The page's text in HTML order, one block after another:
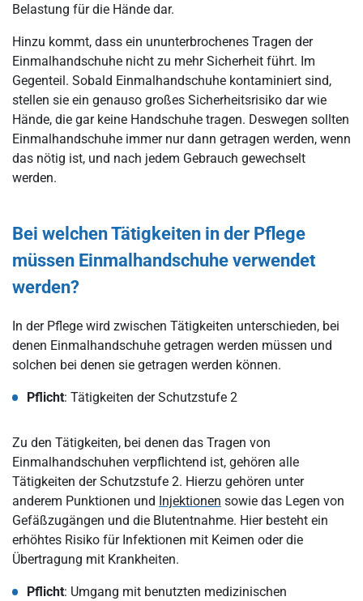
Belastung für die Hände dar.
Hinzu kommt, dass ein ununterbrochenes Tragen der
Einmalhandschuhe nicht zu mehr Sicherheit führt. Im
Gegenteil. Sobald Einmalhandschuhe kontaminiert sind,
stellen sie ein genauso großes Sicherheitsrisiko dar wie
Hände, die gar keine Handschuhe tragen. Deswegen sollten
Einmalhandschuhe immer nur dann getragen werden, wenn
das nötig ist, und nach jedem Gebrauch gewechselt
werden.
Bei welchen Tätigkeiten in der Pflege
müssen Einmalhandschuhe verwendet
werden?
In der Pflege wird zwischen Tätigkeiten unterschieden, bei
denen Einmalhandschuhe getragen werden müssen und
solchen bei denen sie getragen werden können.
Pflicht: Tätigkeiten der Schutzstufe 2
Zu den Tätigkeiten, bei denen das Tragen von
Einmalhandschuhen verpflichtend ist, gehören alle
Tätigkeiten der Schutzstufe 2. Hierzu gehören unter
anderem Punktionen und Injektionen sowie das Legen von
Gefäßzugängen und die Blutentnahme. Hier besteht ein
erhöhtes Risiko für Infektionen mit Keimen oder die
Übertragung mit Krankheiten.
Pflicht: Umgang mit benutzten medizinischen